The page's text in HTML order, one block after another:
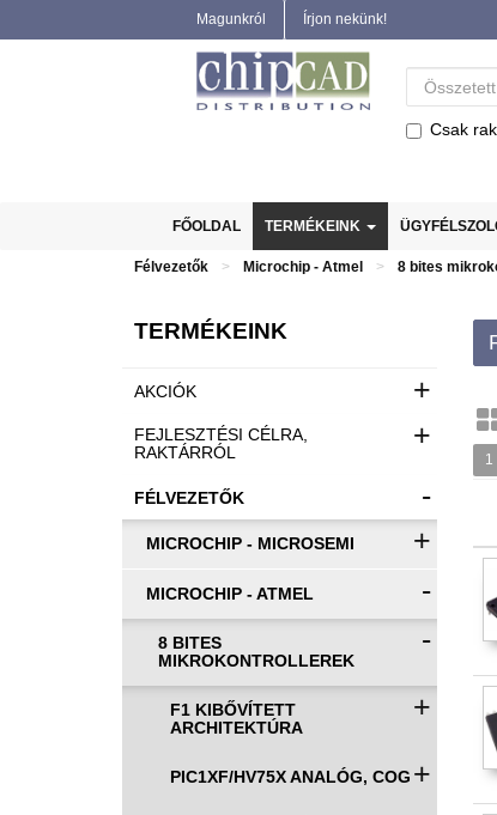
Magunkról Írjon nekünk!
Csak
FŐOLDAL TERMÉKEINK
Félvezetők Microchip - Atmel 8 bites
TERMÉKEINK
AKCIÓK +
FEJLESZTÉSI CÉLRA,
RAKTÁRRÓL
+
FÉLVEZETŐK -
MICROCHIP - MICROSEMI +
MICROCHIP - ATMEL -
8 BITES
MIKROKONTROLLEREK
-
F1 KIBŐVÍTETT
ARCHITEKTÚRA
+
PIC1XF/HV75X ANALÓG, COG +
1